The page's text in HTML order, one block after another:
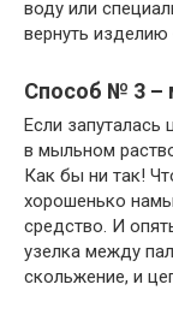
воду или
вернуть
Способ № 3
Если запуталась
в мыльном
Как бы ни так!
хорошенько
средство. И
узелка между
скольжение, и